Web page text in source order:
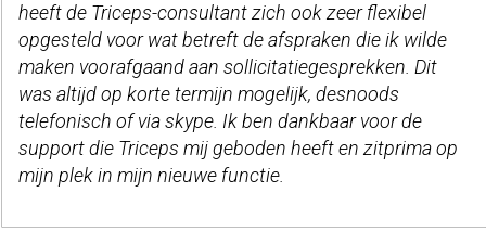
heeft de Triceps-consultant zich ook zeer flexibel
opgesteld voor wat betreft de afspraken die ik wilde
maken voorafgaand aan sollicitatiegesprekken. Dit
was altijd op korte termijn mogelijk, desnoods
telefonisch of via skype. Ik ben dankbaar voor de
support die Triceps mij geboden heeft en zitprima op
mijn plek in mijn nieuwe functie.